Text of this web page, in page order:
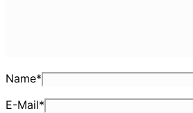
Name*
E-Mail*